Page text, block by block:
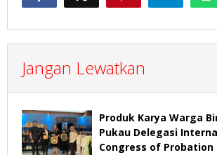
Jangan Lewatkan
Produk Karya Warga
Pukau Delegasi
Congress of Probation